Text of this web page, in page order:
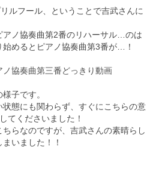
ルフール、
ということで吉武さんに
アノ協奏曲第2番のリハーサル…のは
めるとピアノ協奏曲第3番が…！
協奏曲第三番どっきり動画
子です。
態にも関わらず、 すぐにこちらの意
てくださいました！
らなのですが、 吉武さんの素晴らし
いました！！